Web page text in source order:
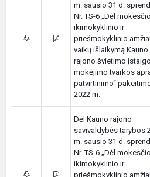
m. sausio 31 d.
Nr. TS-6 „Dėl
ikimokyklinio ir
priešmokyklinio
vaikų išlaikymą Kauno
rajono švietimo
mokėjimo tvarkos
patvirtinimo“
2022 m.
Dėl Kauno rajono
savivaldybės tarybos
m. sausio 31 d.
Nr. TS-6 „Dėl
ikimokyklinio ir
priešmokyklinio